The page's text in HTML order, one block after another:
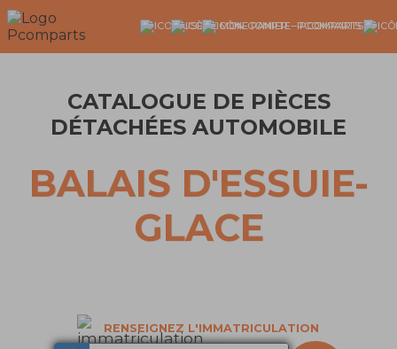
CATALOGUE DE PIÈCES
DÉTACHÉES AUTOMOBILE
BALAIS D'ESSUIE-
GLACE
RENSEIGNEZ L'IMMATRICULATION